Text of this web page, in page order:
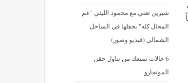
مع وزير خارجية تونس أهمية تطوير آليات العمل العربي المشترك
شيرين تغني مع محمود الليثي "عم
المجال كله" بحفلها في الساحل
الشمالي (فيديو وصور)
6 حالات تمنعك من تناول حقن
المونجارو